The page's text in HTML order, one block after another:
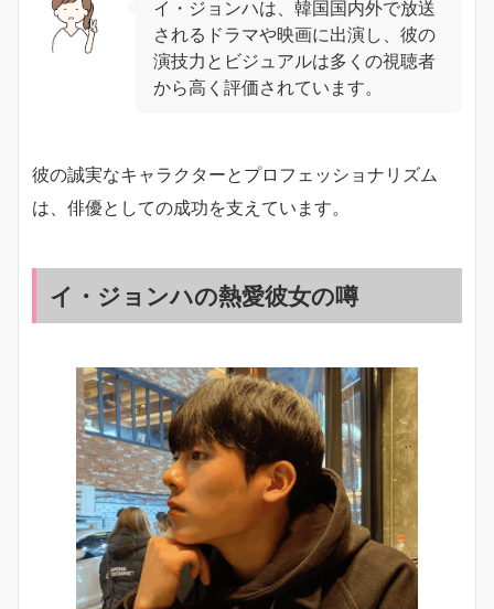
イ・ジョンハは、韓国国内外で放送
されるドラマや映画に出演し、彼の
演技力とビジュアルは多くの視聴者
から高く評価されています。
彼の誠実なキャラクターとプロフェッショナリズム
は、俳優としての成功を支えています。
イ・ジョンハの熱愛彼女の噂